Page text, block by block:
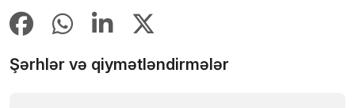
Şərhlər və qiymətləndirmələr